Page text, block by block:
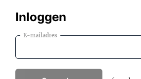
Inloggen
E-mailadres